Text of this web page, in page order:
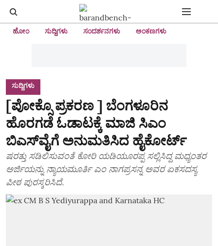
ಹೋಂ ಸುದ್ದಿಗಳು ಸಂದರ್ಶನಗಳು ಅಂಕಣಗಳು
ಸುದ್ದಿಗಳು
[ಪೋಕ್ಸೊ ಪ್ರಕರಣ ] ಬೆಂಗಳೂರಿನ
ಹೊರಗಡೆ ಓಡಾಟಕ್ಕೆ ಮಾಜಿ ಸಿಎಂ
ಬಿಎಸ್‌ವೈಗೆ ಅನುಮತಿಸಿದ ಹೈಕೋರ್ಟ್‌
ಷರತ್ತು ಸಡಿಲಿಸುವಂತೆ ಕೋರಿ ಯಡಿಯೂರಪ್ಪ ಸಲ್ಲಿಸಿದ್ದ ಮಧ್ಯಂತರ
ಅರ್ಜಿಯನ್ನು ನ್ಯಾಯಮೂರ್ತಿ ಎಂ ನಾಗಪ್ರಸನ್ನ ಅವರ ಏಕಸದಸ್ಯ
ಪೀಠ ಪುರಸ್ಕರಿಸಿದೆ.